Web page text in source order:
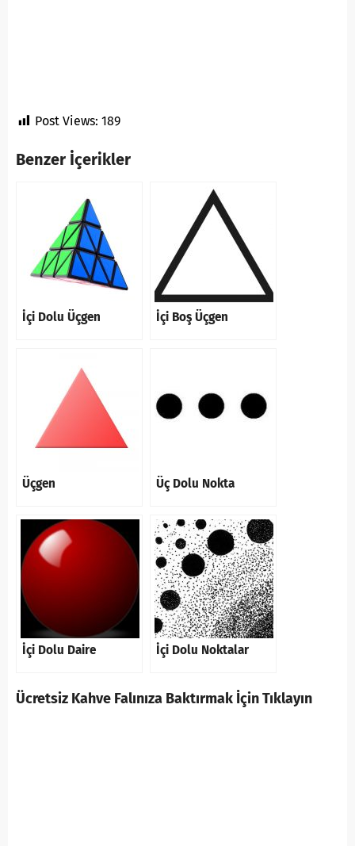
Post Views: 189
Benzer İçerikler
İçi Dolu Üçgen İçi Boş Üçgen
Üçgen Üç Dolu Nokta
İçi Dolu Daire İçi Dolu Noktalar
Ücretsiz Kahve Falınıza Baktırmak İçin Tıklayın